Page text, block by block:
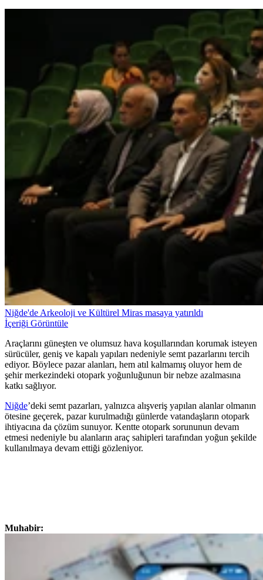
Niğde'de Arkeoloji ve Kültürel Miras masaya yatırıldı
İçeriği Görüntüle
Araçlarını güneşten ve olumsuz hava koşullarından korumak isteyen
sürücüler, geniş ve kapalı yapıları nedeniyle semt pazarlarını tercih
ediyor. Böylece pazar alanları, hem atıl kalmamış oluyor hem de
şehir merkezindeki otopark yoğunluğunun bir nebze azalmasına
katkı sağlıyor.
Niğde’deki semt pazarları, yalnızca alışveriş yapılan alanlar olmanın
ötesine geçerek, pazar kurulmadığı günlerde vatandaşların otopark
ihtiyacına da çözüm sunuyor. Kentte otopark sorununun devam
etmesi nedeniyle bu alanların araç sahipleri tarafından yoğun şekilde
kullanılmaya devam ettiği gözleniyor.
Muhabir: